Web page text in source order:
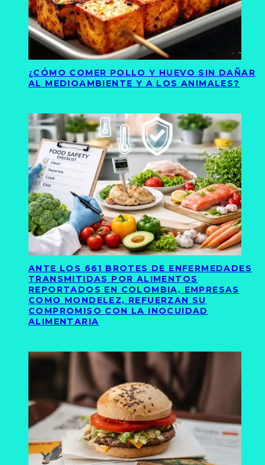
¿CÓMO COMER POLLO Y HUEVO SIN DAÑAR
AL MEDIOAMBIENTE Y A LOS ANIMALES?
ANTE LOS 661 BROTES DE ENFERMEDADES
TRANSMITIDAS POR ALIMENTOS
REPORTADOS EN COLOMBIA, EMPRESAS
COMO MONDELEZ, REFUERZAN SU
COMPROMISO CON LA INOCUIDAD
ALIMENTARIA